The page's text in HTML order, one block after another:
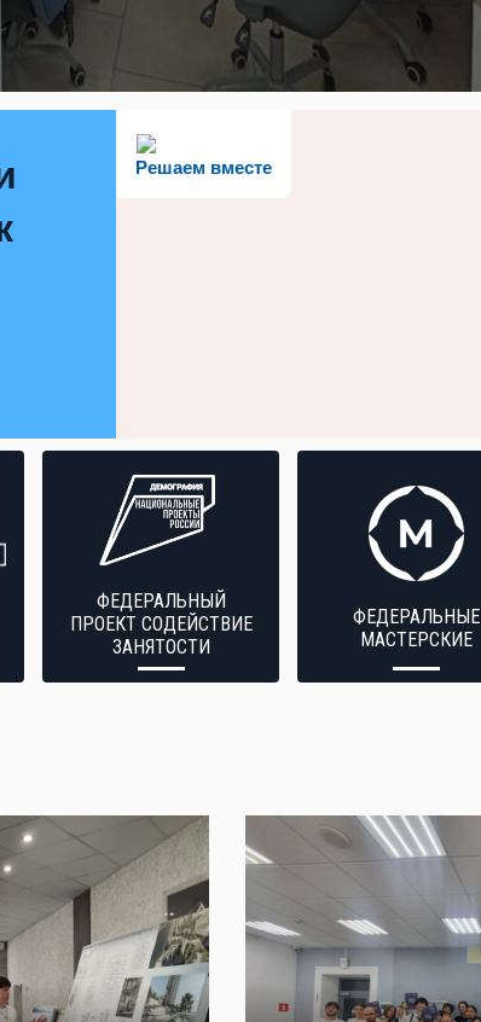
Решаем вместе
ФЕДЕРАЛЬНЫЙ
ПРОЕКТ СОДЕЙСТВИЕ
ЗАНЯТОСТИ
ФЕДЕРАЛЬНЫЕ
МАСТЕРСКИЕ